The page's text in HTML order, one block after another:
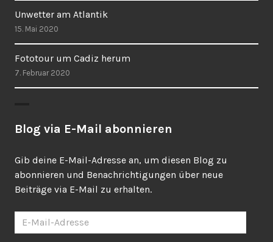
Unwetter am Atlantik
15. Mai 2020
Fototour um Cadiz herum
7. Februar 2020
Blog via E-Mail abonnieren
Gib deine E-Mail-Adresse an, um diesen Blog zu
abonnieren und Benachrichtigungen über neue
Beiträge via E-Mail zu erhalten.
Mail-